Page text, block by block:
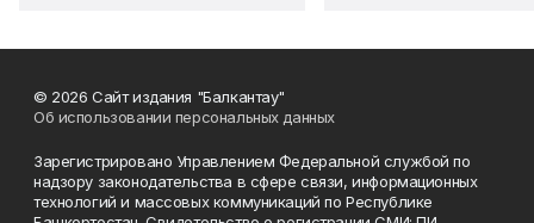
© 2026 Сайт издания "Балкантау"
Об использовании персональных данных
Зарегистрировано Управлением Федеральной службой по
надзору законодательства в сфере связи, информационных
технологий и массовых коммуникаций по Республике